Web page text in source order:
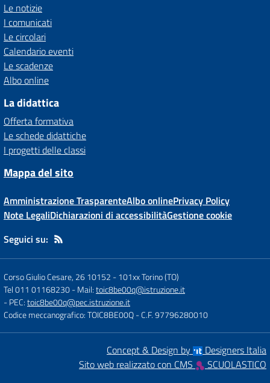
Le notizie
I comunicati
Le circolari
Calendario eventi
Le scadenze
Albo online
La didattica
Offerta formativa
Le schede didattiche
I progetti delle classi
Mappa del sito
Amministrazione TrasparenteAlbo onlinePrivacy Policy
Note LegaliDichiarazioni di accessibilitàGestione cookie
Seguici su:
Corso Giulio Cesare, 26 10152 -101xx Torino (TO)
Tel 011 01168230- Mail:toic8be00q@istruzione.it
- PEC:toic8be00q@pec.istruzione.it
Codice meccanografico: TOIC8BE00Q- C.F. 97796280010
Concept & Design by
Designers Italia
Sito web realizzato con CMS
SCUOLASTICO